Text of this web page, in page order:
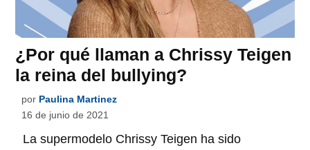
¿Por qué llaman a Chrissy Teigen
la reina del bullying?
por Paulina Martinez
16 de junio de 2021
La supermodelo Chrissy Teigen ha sido